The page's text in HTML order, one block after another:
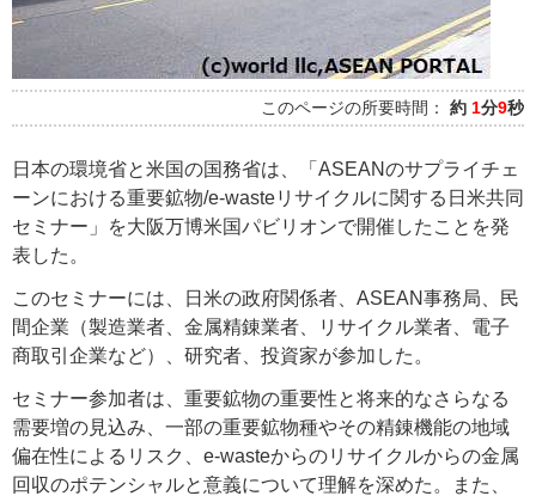
このページの所要時間： 約 1分9秒
日本の環境省と米国の国務省は、「ASEANのサプライチェ
ーンにおける重要鉱物/e-wasteリサイクルに関する日米共同
セミナー」を大阪万博米国パビリオンで開催したことを発
表した。
このセミナーには、日米の政府関係者、ASEAN事務局、民
間企業（製造業者、金属精錬業者、リサイクル業者、電子
商取引企業など）、研究者、投資家が参加した。
セミナー参加者は、重要鉱物の重要性と将来的なさらなる
需要増の見込み、一部の重要鉱物種やその精錬機能の地域
偏在性によるリスク、e-wasteからのリサイクルからの金属
回収のポテンシャルと意義について理解を深めた。また、